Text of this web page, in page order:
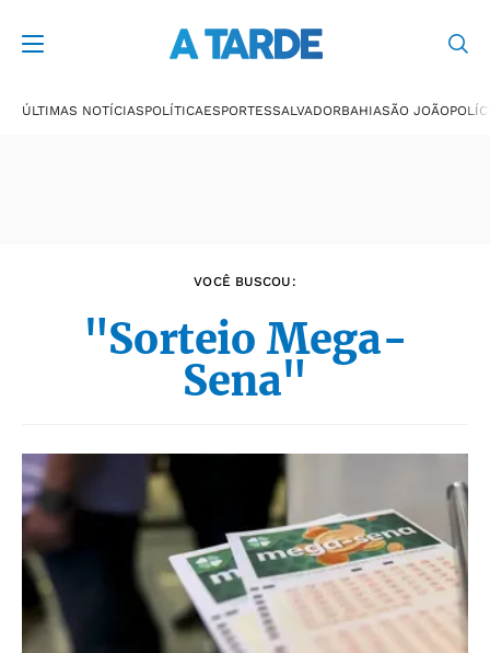
ÚLTIMAS NOTÍCIASPOLÍTICAESPORTESSALVADORBAHIASÃO JOÃO
VOCÊ BUSCOU:
"Sorteio Mega-
Sena"